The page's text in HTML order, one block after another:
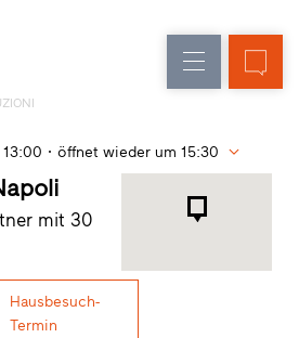
öffnet wieder um 15:30
mit 30
Hausbesuch-
Termin